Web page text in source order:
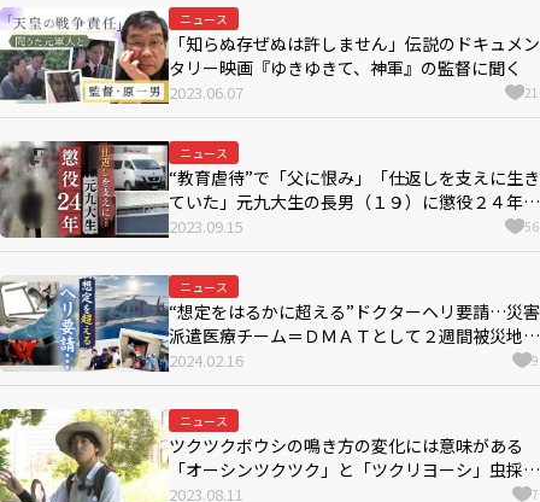
ニュース
「知らぬ存ぜぬは許しません」伝説のドキュメン
タリー映画『ゆきゆきて、神軍』の監督に聞く
2023.06.07 21
ニュース
“教育虐待”で「父に恨み」「仕返しを支えに生き
ていた」元九大生の長男（１９）に懲役２４年の
判決、両親を殺害したとして起訴（求刑は懲役２
８年）
2023.09.15 56
ニュース
“想定をはるかに超える”ドクターヘリ要請…災害
派遣医療チーム＝ＤＭＡＴとして２週間被災地で
活動した救急医療のスペシャリストが直面した現
実
2024.02.16 9
ニュース
ツクツクボウシの鳴き方の変化には意味がある
「オーシンツクツク」と「ツクリヨーシ」虫採り
少年だった２６歳の大学院生が発見
2023.08.11 7